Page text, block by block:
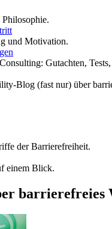
und Motivation.
Gutachten,
Blog (fast nur) über
der Barrierefreiheit.
einem Blick.
barrierefreies